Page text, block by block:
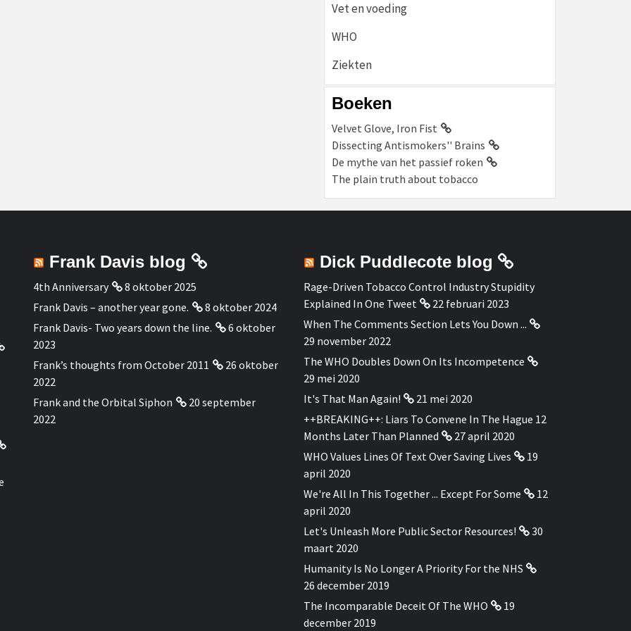
Vet en voeding
WHO
Ziekten
Boeken
Velvet Glove, Iron Fist
Dissecting Antismokers'' Brains
De mythe van het passief roken
The plain truth about tobacco
Frank Davis blog
4th Anniversary
8 oktober 2025
Frank Davis – another year gone.
8 oktober 2024
Frank Davis- Two years down the line.
6 oktober
2023
Frank’s thoughts from October 2011
26 oktober
2022
Frank and the Orbital Siphon
20 september
2022
Dick Puddlecote blog
Rage-Driven Tobacco Control Industry Stupidity
Explained In One Tweet
22 februari 2023
When The Comments Section Lets You Down ...
29 november 2022
The WHO Doubles Down On Its Incompetence
29 mei 2020
It's That Man Again!
21 mei 2020
++BREAKING++: Liars To Convene In The Hague 12
Months Later Than Planned
27 april 2020
WHO Values Lines Of Text Over Saving Lives
19
april 2020
We're All In This Together ... Except For Some
12
april 2020
Let's Unleash More Public Sector Resources!
30
maart 2020
Humanity Is No Longer A Priority For the NHS
26 december 2019
The Incomparable Deceit Of The WHO
19
december 2019